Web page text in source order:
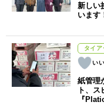
新しい
います
タイア
紙管理
ト、
『